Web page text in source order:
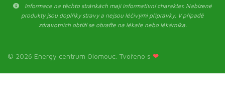
Informace na těchto stránkách mají informativní charakter. Nabízené
produkty jsou doplňky stravy a nejsou léčivými přípravky. V případě
zdravotních obtíží se obraťte na lékaře nebo lékárníka.
© 2026 Energy centrum Olomouc. Tvořeno s ❤